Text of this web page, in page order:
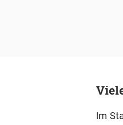
Im